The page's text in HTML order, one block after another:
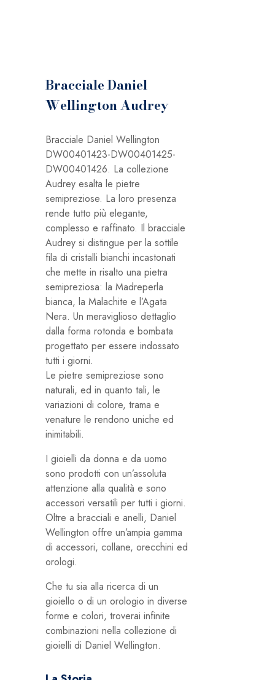
Bracciale Daniel
Wellington Audrey
Bracciale Daniel Wellington
DW00401423-DW00401425-
DW00401426. La collezione
Audrey esalta le pietre
semipreziose. La loro presenza
rende tutto più elegante,
complesso e raffinato. Il bracciale
Audrey si distingue per la sottile
fila di cristalli bianchi incastonati
che mette in risalto una pietra
semipreziosa: la Madreperla
bianca, la Malachite e l’Agata
Nera. Un meraviglioso dettaglio
dalla forma rotonda e bombata
progettato per essere indossato
tutti i giorni.
Le pietre semipreziose sono
naturali, ed in quanto tali, le
variazioni di colore, trama e
venature le rendono uniche ed
inimitabili.
I gioielli da donna e da uomo
sono prodotti con un’assoluta
attenzione alla qualità e sono
accessori versatili per tutti i giorni.
Oltre a bracciali e anelli, Daniel
Wellington offre un’ampia gamma
di accessori, collane, orecchini ed
orologi.
Che tu sia alla ricerca di un
gioiello o di un orologio in diverse
forme e colori, troverai infinite
combinazioni nella collezione di
gioielli di Daniel Wellington.